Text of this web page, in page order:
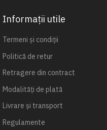
Informații utile
Termeni și condiții
Politică de retur
Retragere din contract
Modalități de plată
Livrare și transport
Regulamente